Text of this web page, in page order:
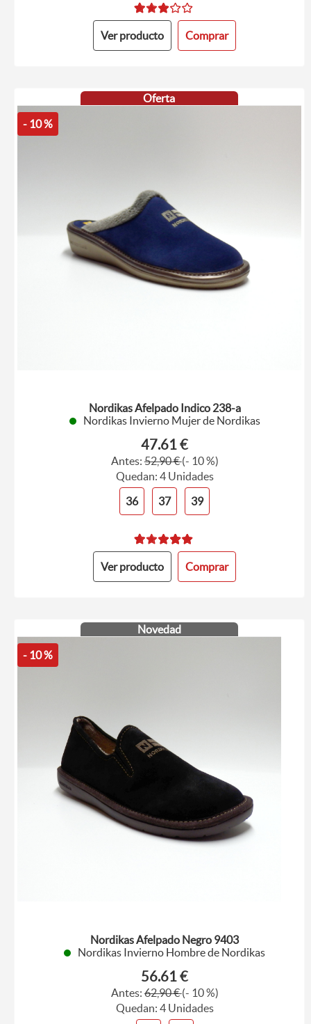
Ver producto Comprar
Oferta
- 10 %
Nordikas Afelpado Indico 238-a
Nordikas Invierno Mujer de Nordikas
47.61 €
Antes:52,90 €(- 10 %)
Quedan: 4 Unidades
36
37 39
Ver producto Comprar
Novedad
- 10 %
Nordikas Afelpado Negro 9403
Nordikas Invierno Hombre de Nordikas
56.61 €
Antes:62,90 €(- 10 %)
Quedan: 4 Unidades